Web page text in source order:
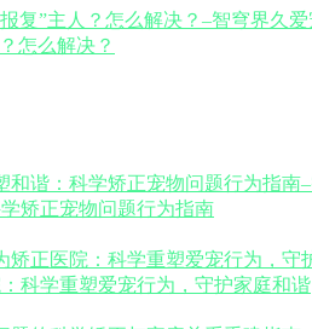
怎么解决？
矫正宠物问题行为指南
科学重塑爱宠行为，守护家庭和谐